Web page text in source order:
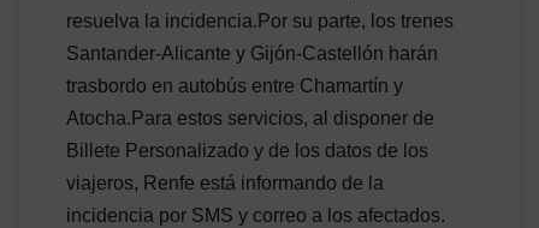
resuelva la incidencia.Por su parte, los trenes
Santander-Alicante y Gijón-Castellón harán
trasbordo en autobús entre Chamartín y
Atocha.Para estos servicios, al disponer de
Billete Personalizado y de los datos de los
viajeros, Renfe está informando de la
incidencia por SMS y correo a los afectados.